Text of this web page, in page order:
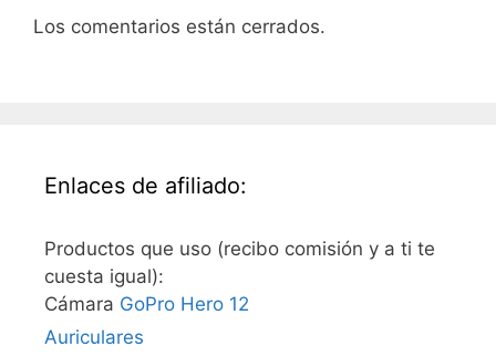
Los comentarios están cerrados.
Enlaces de afiliado:
Productos que uso (recibo comisión y a ti te
cuesta igual):
Cámara GoPro Hero 12
Auriculares